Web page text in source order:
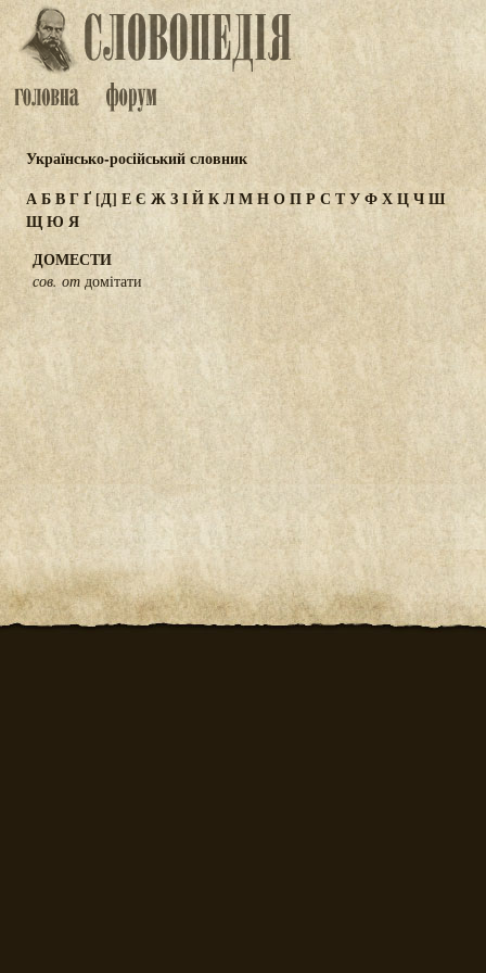
Українсько-російський словник
АБВГҐ[Д] ЕЄ ЖЗІЙКЛМНОПР С ТУФХЦЧШ
ЩЮ Я
ДОМЕСТИ
сов. от домітати